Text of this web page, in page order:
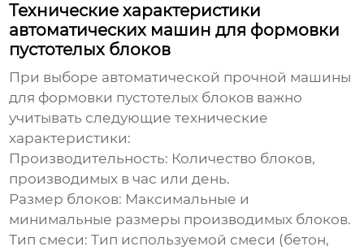
Технические характеристики
автоматических машин для формовки
пустотелых блоков
При выборе автоматической прочной машины
для формовки пустотелых блоков важно
учитывать следующие технические
характеристики:
Производительность: Количество блоков,
производимых в час или день.
Размер блоков: Максимальные и
минимальные размеры производимых блоков.
Тип смеси: Тип используемой смеси (бетон,